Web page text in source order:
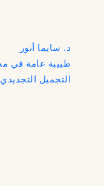
د. سايما أنور
طبيبة عامة في
التجميل التجديدي